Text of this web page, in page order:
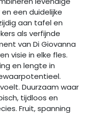
een duidelijke
aan tafel en
als verfijnde
van Di Giovanna
visie in elke fles.
en lengte in
Duurzaam waar
tijdloos en
Fruit, spanning